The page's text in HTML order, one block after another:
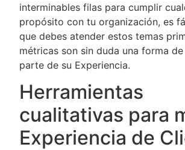
interminables filas para cumplir
propósito con tu organización, es
que debes atender estos temas
métricas son sin duda una forma
parte de su Experiencia.
Herramientas
cualitativas para
Experiencia de